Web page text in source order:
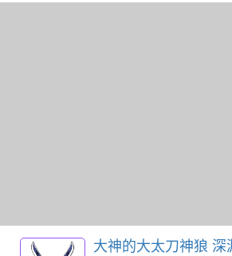
大神的大太刀神狼 深